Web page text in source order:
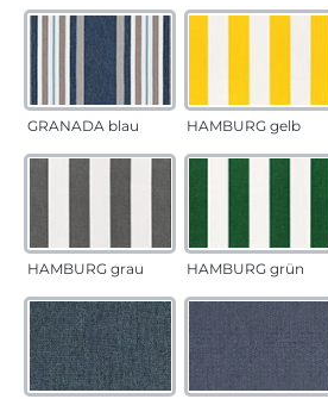
GRANADA blau HAMBURG gelb
HAMBURG grau HAMBURG grün